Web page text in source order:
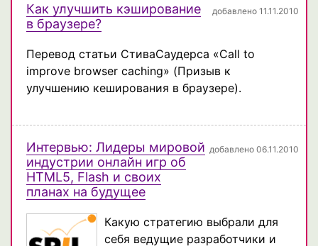
Как улучшить кэширование
в браузере?
добавлено 11.11.2010
Перевод статьи СтиваСаудерса «Call to
improve browser caching» (Призыв к
улучшению кеширования в браузере).
Интервью: Лидеры мировой
индустрии онлайн игр об
HTML5, Flash и своих
планах на будущее
добавлено 06.11.2010
Какую стратегию выбрали для
себя ведущие разработчики и